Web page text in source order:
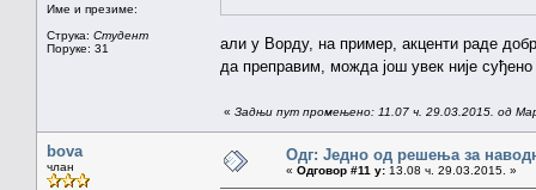
Име и презиме:
Струка: Студент
Поруке: 31
али у Ворду, на пример, акценти раде
да преправим, можда још увек није
« Задњи пут промењено: 11.07 ч. 29.03.2015. од
bova
члан
Одг: Једно од решења за
« Одговор #11 у: 13.08 ч. 29.03.2015. »